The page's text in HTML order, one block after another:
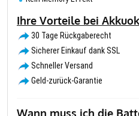
Ihre Vorteile bei
30 Tage Rückgaberecht
Sicherer Einkauf dank SSL
Schneller Versand
Geld-zurück-Garantie
Wann muss ich die